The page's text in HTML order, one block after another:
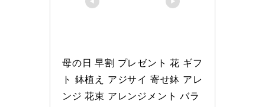
母の日 早割 プレゼント 花 ギフ
ト 鉢植え アジサイ 寄せ鉢 アレ
ンジ 花束 アレンジメント バラ